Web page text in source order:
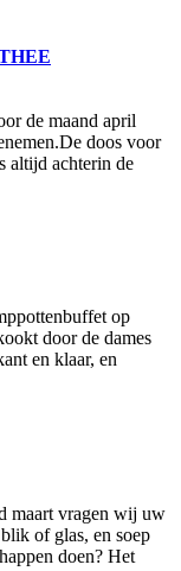
de maand april
doos voor
altijd achterin de
op
door de dames
en klaar, en
maart vragen wij uw
of glas, en soep
doen? Het